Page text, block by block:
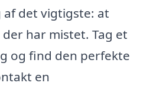
af det vigtigste: at
har mistet. Tag et
og find den perfekte
en